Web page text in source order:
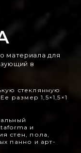
материала для
в
стеклянную
размер 1,5×1,5×1
и
стен, пола,
панно и арт-